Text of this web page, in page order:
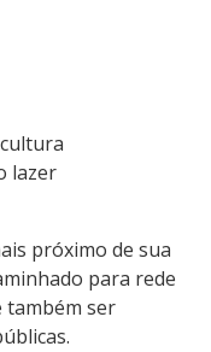
lazer
próximo de sua
para rede
também ser